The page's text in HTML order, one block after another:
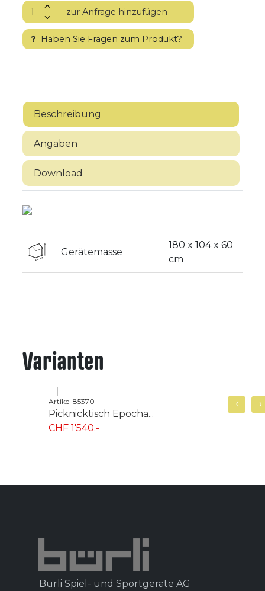
? Haben Sie Fragen zum Produkt?
Beschreibung
Angaben
Download
Gerätemasse
180 x 104 x 60
cm
Varianten
Artikel 85370
Picknicktisch Epocha...
CHF 1'540.-
‹ ›
Bürli Spiel- und Sportgeräte AG